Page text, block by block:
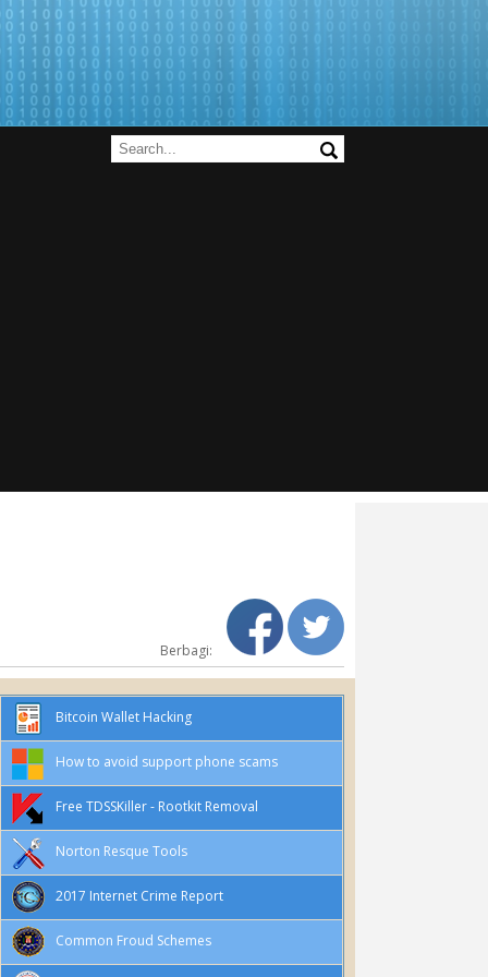
Berbagi:
Bitcoin Wallet Hacking
How to avoid support phone scams
Free TDSSKiller - Rootkit Removal
Norton Resque Tools
2017 Internet Crime Report
Common Froud Schemes